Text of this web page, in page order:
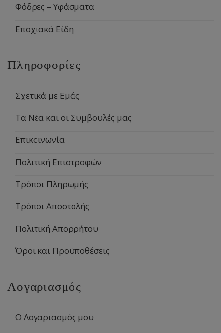
Φόδρες – Υφάσματα
Εποχιακά Είδη
Πληροφορίες
Σχετικά με Εμάς
Τα Νέα και οι Συμβουλές μας
Επικοινωνία
Πολιτική Επιστροφών
Τρόποι Πληρωμής
Τρόποι Αποστολής
Πολιτική Απορρήτου
Όροι και Προϋποθέσεις
Λογαριασμός
Ο Λογαριασμός μου